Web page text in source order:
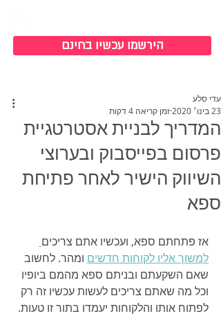
הירשמו עכשיו בחינם
המדריך לבניית אסטרטגיית
פרסום בפייסבוק ובערוצי
השיווק הישיר לאחר פתיחת
ספא
עדי סלע
23 בינו׳ 2020
זמן קריאה 4 דקות
אז פתחתם ספא, ועכשיו אתם צריכים
למשוך אליו לקוחות חדשים ומהר. לחשוב
שאם השקעתם ובניתם ספא מהמם ביופיו
וכל מה שאתם צריכים לעשות עכשיו זה רק
לפתוח אותו והלקוחות יעמדו בתור זו טעות.